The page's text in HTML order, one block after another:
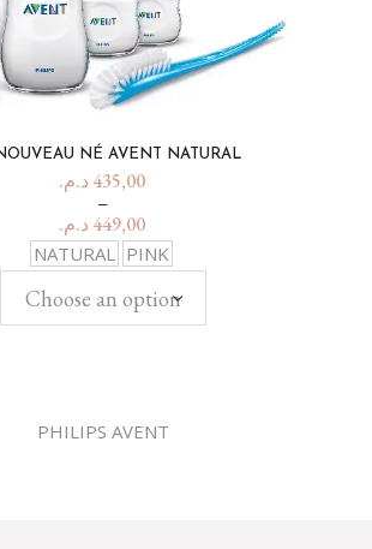
NÉ AVENT NATURAL
435,00 د.م.
–
449,00 د.م.
NATURAL PINK
Choose an option
PHILIPS AVENT